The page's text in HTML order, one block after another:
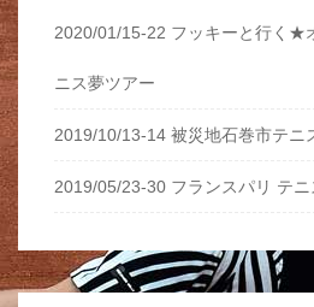
2020/01/15-22 フッキーと行く★
ニス夢ツアー
2019/10/13-14 被災地石巻市テニ
2019/05/23-30 フランスパリ テニ